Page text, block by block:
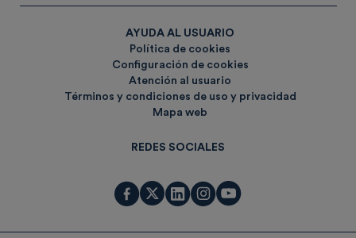
AYUDA AL USUARIO
Política de cookies
Configuración de cookies
Atención al usuario
Términos y condiciones de uso y privacidad
Mapa web
REDES SOCIALES